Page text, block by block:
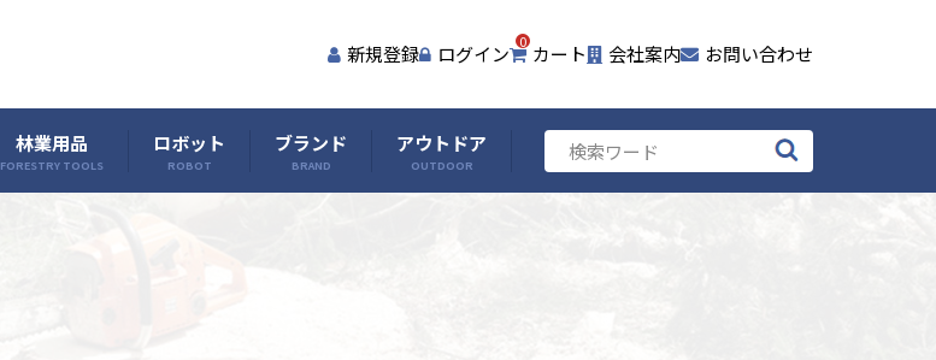
新規登録 ログイン 0 カート 会社案内 お問い合わせ
林業用品
FORESTRY TOOLS
ロボット
ROBOT
ブランド
BRAND
アウトドア
OUTDOOR